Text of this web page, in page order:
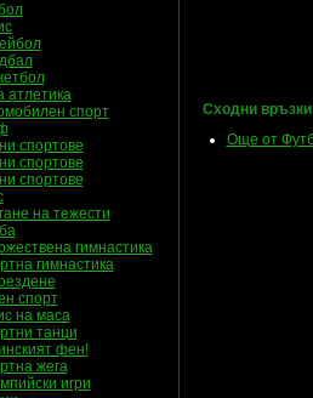
Сходни връзки
Още от
атлетика
спорт
спортове
спортове
спортове
на тежести
гимнастика
гимнастика
спорт
на маса
танци
фен!
жега
игри